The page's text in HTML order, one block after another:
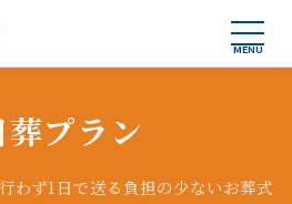
MENU
葬プラン
わず1日で送る負担の少ないお葬式